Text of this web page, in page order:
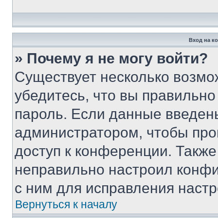
Вход на
» Почему я не могу войти?
Существует несколько
убедитесь, что вы
пароль. Если данные
администратором, чтобы
доступ к конференции.
неправильно настроил
с ним для исправления
Вернуться к началу